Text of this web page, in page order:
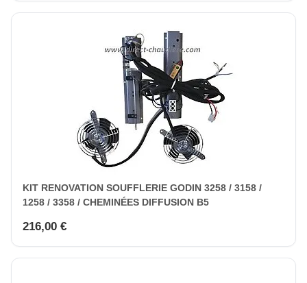
KIT RENOVATION SOUFFLERIE GODIN 3258 / 3158 /
1258 / 3358 / CHEMINÉES DIFFUSION B5
216,00 €